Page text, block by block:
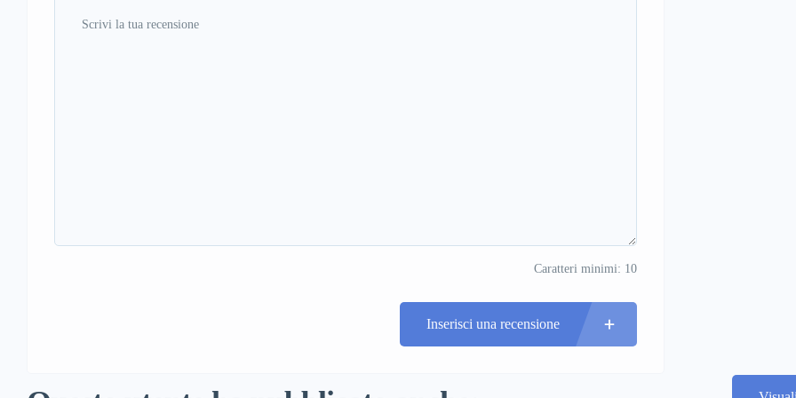
Caratteri minimi: 10
Inserisci una recensione